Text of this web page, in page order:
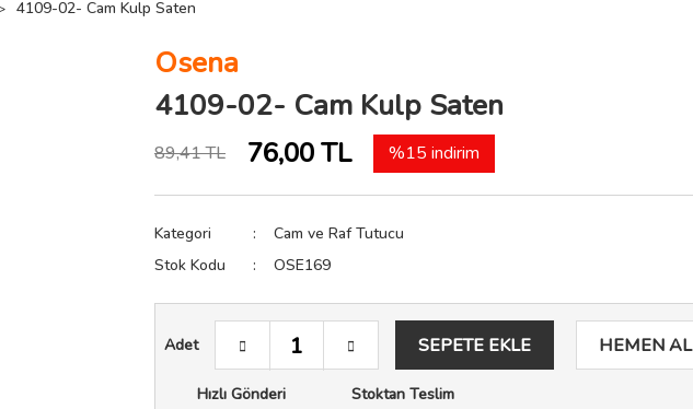
4109-02- Cam Kulp Saten
Osena
4109-02- Cam Kulp Saten
89,41 TL 76,00 TL %15 indirim
Kategori
Cam ve Raf Tutucu
Stok Kodu
OSE169
Adet SEPETE EKLE HEMEN AL
Hızlı Gönderi Stoktan Teslim